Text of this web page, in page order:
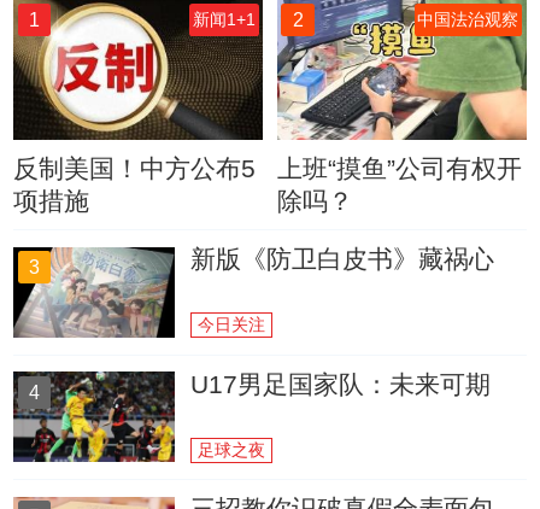
1 新闻1+1
反制美国！中方公布5
项措施
2 中国法治观察
上班“摸鱼”公司有权开
除吗？
3 新版《防卫白皮书》藏祸心
今日关注
4 U17男足国家队：未来可期
足球之夜